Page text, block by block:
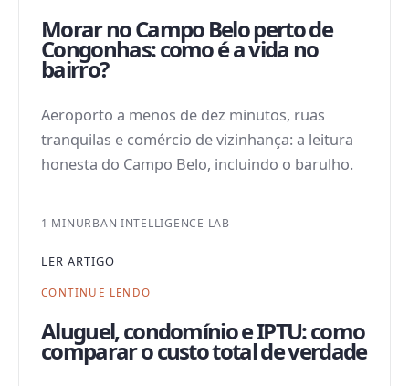
Morar no Campo Belo perto de
Congonhas: como é a vida no
bairro?
Aeroporto a menos de dez minutos, ruas
tranquilas e comércio de vizinhança: a leitura
honesta do Campo Belo, incluindo o barulho.
1 MINURBAN INTELLIGENCE LAB
LER ARTIGO
CONTINUE LENDO
Aluguel, condomínio e IPTU: como
comparar o custo total de verdade